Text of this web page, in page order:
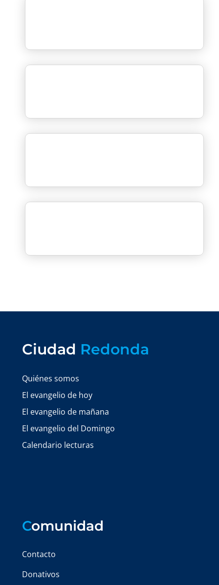
Ciudad Redonda
Quiénes somos
El evangelio de hoy
El evangelio de mañana
El evangelio del Domingo
Calendario lecturas
Comunidad
Contacto
Donativos